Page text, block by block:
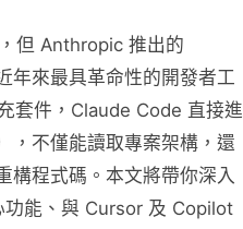
但 Anthropic 推出的
年來最具革命性的開發者工
套件，Claude Code 直接進
，不僅能讀取專案架構，還
構程式碼。本文將帶你深入
能、與 Cursor 及 Copilot